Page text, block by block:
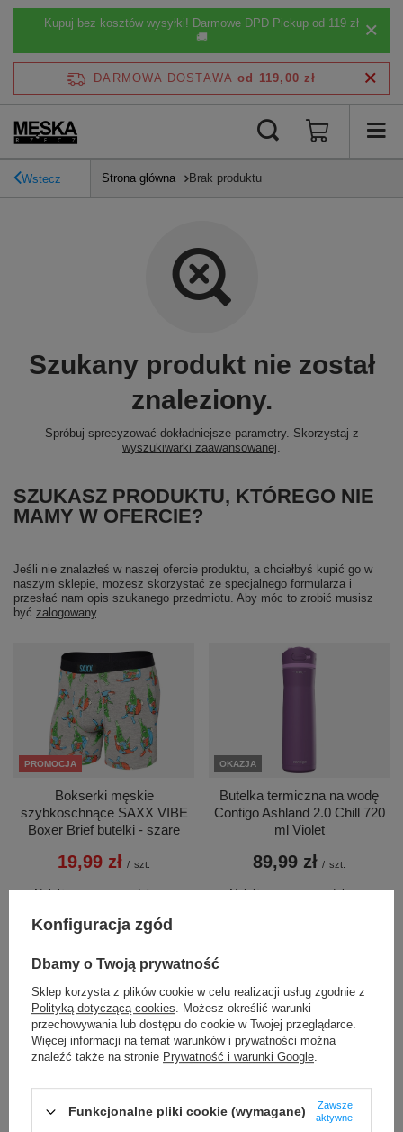
Kupuj bez kosztów wysyłki! Darmowe DPD Pickup od 119 zł
🚚
DARMOWA DOSTAWA od 119,00 zł
Wstecz Strona główna Brak produktu
Szukany produkt nie został
znaleziony.
Spróbuj sprecyzować dokładniejsze parametry. Skorzystaj z
wyszukiwarki zaawansowanej.
SZUKASZ PRODUKTU, KTÓREGO NIE
MAMY W OFERCIE?
Jeśli nie znalazłeś w naszej ofercie produktu, a chciałbyś kupić go w
naszym sklepie, możesz skorzystać ze specjalnego formularza i
przesłać nam opis szukanego przedmiotu. Aby móc to zrobić musisz
być zalogowany.
PROMOCJA
Bokserki męskie
szybkoschnące SAXX VIBE
Boxer Brief butelki - szare
19,99 zł / szt.
Najniższa cena produktu w
wprowadzeniem obniżki:
29,99 zł
-33%
OKAZJA
Butelka termiczna na wodę
Contigo Ashland 2.0 Chill 720
ml Violet
89,99 zł / szt.
Najniższa cena produktu w
Konfiguracja zgód
Dbamy o Twoją prywatność
Sklep korzysta z plików cookie w celu realizacji usług zgodnie z
Polityką dotyczącą cookies. Możesz określić warunki
przechowywania lub dostępu do cookie w Twojej przeglądarce.
Więcej informacji na temat warunków i prywatności można
znaleźć także na stronie Prywatność i warunki Google.
Funkcjonalne pliki cookie (wymagane)
Zawsze
aktywne